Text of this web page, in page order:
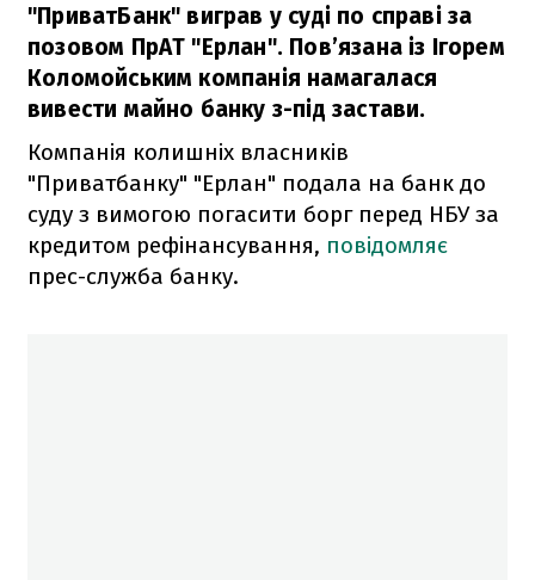
"ПриватБанк" виграв у суді по справі за
позовом ПрАТ "Ерлан". Пов’язана із Ігорем
Коломойським компанія намагалася
вивести майно банку з-під застави.
Компанія колишніх власників
"Приватбанку" "Ерлан" подала на банк до
суду з вимогою погасити борг перед НБУ за
кредитом рефінансування, повідомляє
прес-служба банку.